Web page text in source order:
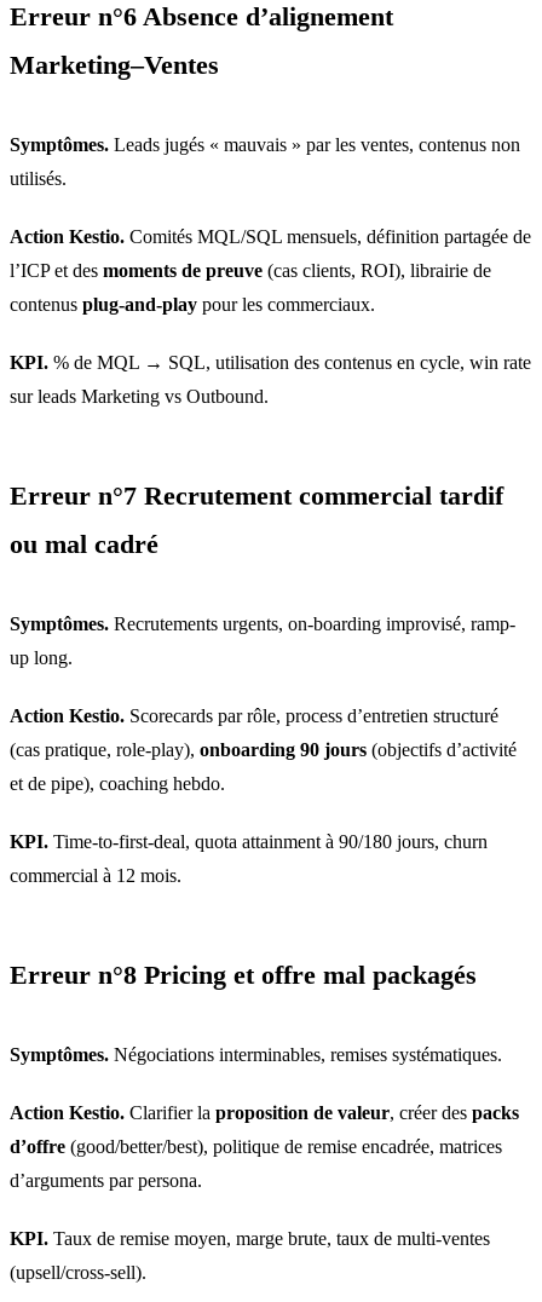
Erreur n°6 Absence d’alignement
Marketing–Ventes
Symptômes. Leads jugés « mauvais » par les ventes, contenus non
utilisés.
Action Kestio. Comités MQL/SQL mensuels, définition partagée de
l’ICP et des moments de preuve (cas clients, ROI), librairie de
contenus plug-and-play pour les commerciaux.
KPI. % de MQL → SQL, utilisation des contenus en cycle, win rate
sur leads Marketing vs Outbound.
Erreur n°7 Recrutement commercial tardif
ou mal cadré
Symptômes. Recrutements urgents, on-boarding improvisé, ramp-
up long.
Action Kestio. Scorecards par rôle, process d’entretien structuré
(cas pratique, role-play), onboarding 90 jours (objectifs d’activité
et de pipe), coaching hebdo.
KPI. Time-to-first-deal, quota attainment à 90/180 jours, churn
commercial à 12 mois.
Erreur n°8 Pricing et offre mal packagés
Symptômes. Négociations interminables, remises systématiques.
Action Kestio. Clarifier la proposition de valeur, créer des packs
d’offre (good/better/best), politique de remise encadrée, matrices
d’arguments par persona.
KPI. Taux de remise moyen, marge brute, taux de multi-ventes
(upsell/cross-sell).